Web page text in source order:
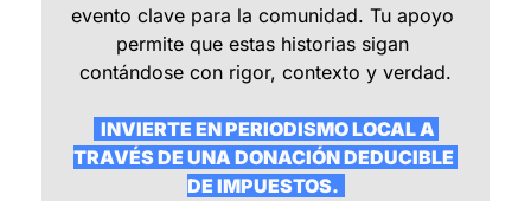
evento clave para la comunidad. Tu apoyo
permite que estas historias sigan
contándose con rigor, contexto y verdad.
TRAVÉS DE UNA DONACIÓN DEDUCIBLE
DE IMPUESTOS.